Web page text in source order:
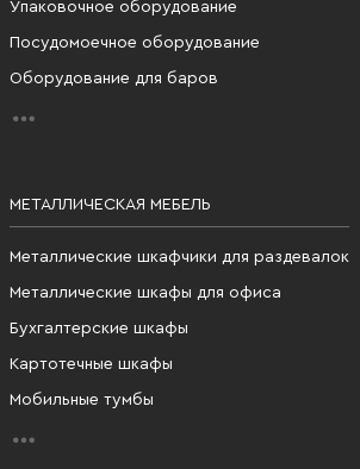
Упаковочное оборудование
Посудомоечное оборудование
Оборудование для баров
МЕТАЛЛИЧЕСКАЯ МЕБЕЛЬ
Металлические шкафчики для раздевалок
Металлические шкафы для офиса
Бухгалтерские шкафы
Картотечные шкафы
Мобильные тумбы